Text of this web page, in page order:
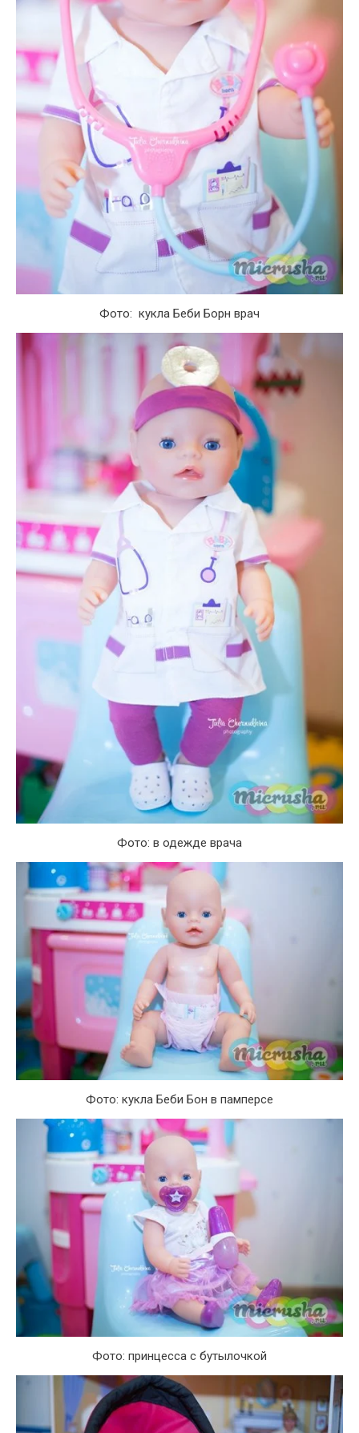
Фото: кукла Беби Борн врач
Фото: в одежде врача
Фото: кукла Беби Бон в памперсе
Фото: принцесса с бутылочкой